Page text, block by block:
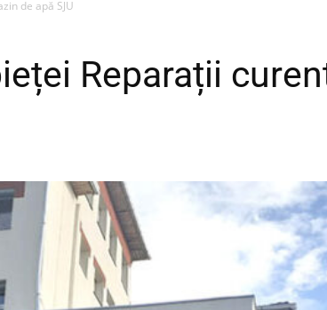
de apă SJU
Reparații